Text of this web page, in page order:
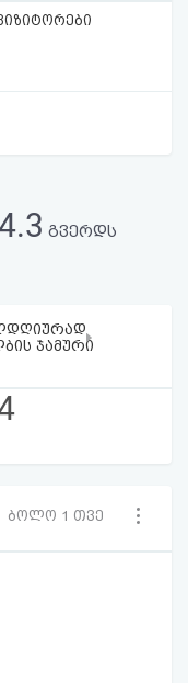
გვერდს
ჯამური
›
ბოლო 1 თვე